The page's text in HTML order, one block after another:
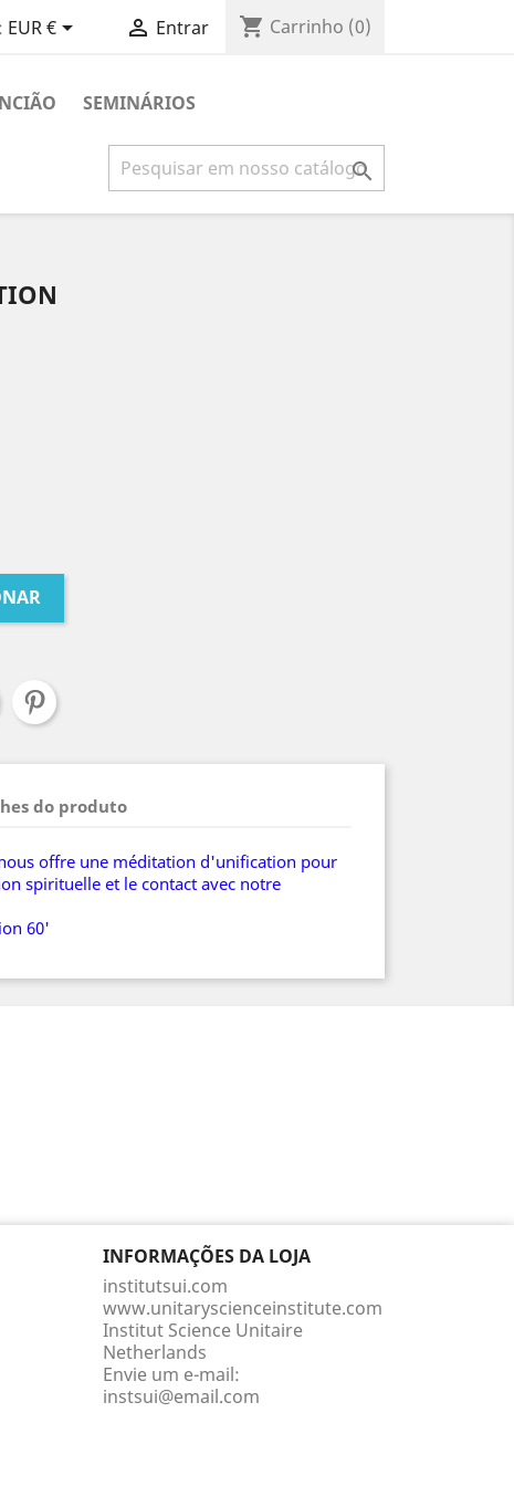
EUR €  Entrar shopping_cart Carrinho (0)
SEMINÁRIOS

do produto
offre une méditation d'unification pour
spirituelle et le contact avec notre
60'
INFORMAÇÕES DA LOJA
institutsui.com
www.unitaryscienceinstitute.com
Institut Science Unitaire
Netherlands
Envie um e-mail:
instsui@email.com